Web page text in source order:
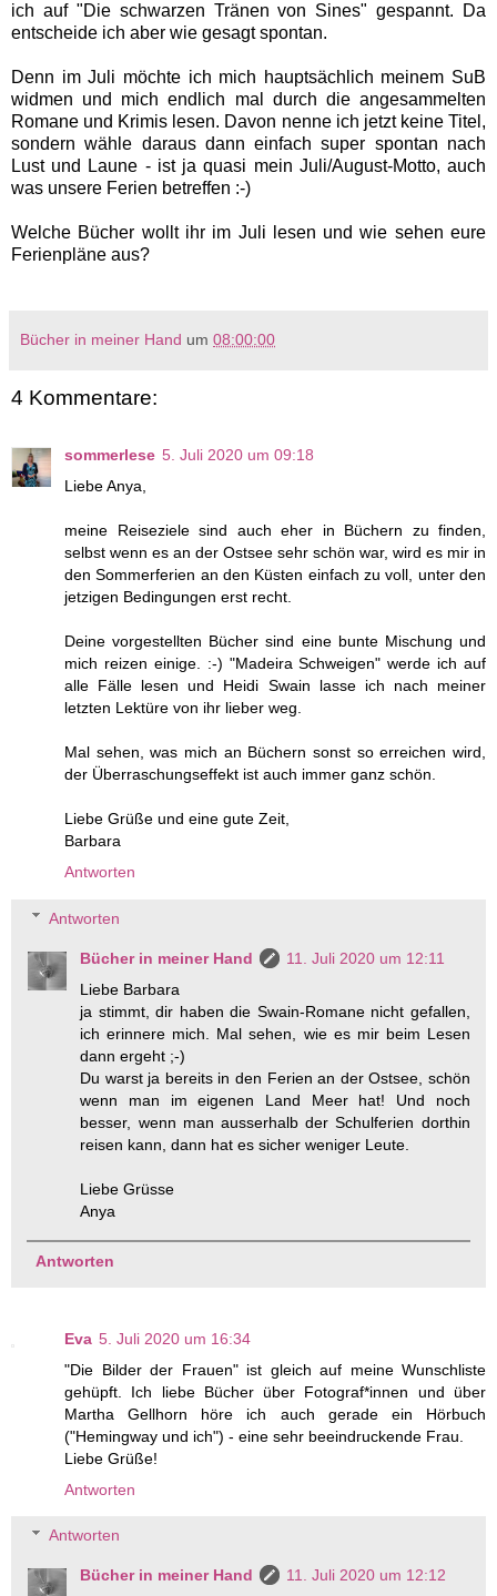
ich auf "Die schwarzen Tränen von Sines" gespannt. Da
entscheide ich aber wie gesagt spontan.
Denn im Juli möchte ich mich hauptsächlich meinem SuB
widmen und mich endlich mal durch die angesammelten
Romane und Krimis lesen. Davon nenne ich jetzt keine Titel,
sondern wähle daraus dann einfach super spontan nach
Lust und Laune - ist ja quasi mein Juli/August-Motto, auch
was unsere Ferien betreffen :-)
Welche Bücher wollt ihr im Juli lesen und wie sehen eure
Ferienpläne aus?
Bücher in meiner Hand um 08:00:00
4 Kommentare:
sommerlese 5. Juli 2020 um 09:18
Liebe Anya,
meine Reiseziele sind auch eher in Büchern zu finden,
selbst wenn es an der Ostsee sehr schön war, wird es mir in
den Sommerferien an den Küsten einfach zu voll, unter den
jetzigen Bedingungen erst recht.
Deine vorgestellten Bücher sind eine bunte Mischung und
mich reizen einige. :-) "Madeira Schweigen" werde ich auf
alle Fälle lesen und Heidi Swain lasse ich nach meiner
letzten Lektüre von ihr lieber weg.
Mal sehen, was mich an Büchern sonst so erreichen wird,
der Überraschungseffekt ist auch immer ganz schön.
Liebe Grüße und eine gute Zeit,
Barbara
Antworten
Antworten
Bücher in meiner Hand
11. Juli 2020 um 12:11
Liebe Barbara
ja stimmt, dir haben die Swain-Romane nicht gefallen,
ich erinnere mich. Mal sehen, wie es mir beim Lesen
dann ergeht ;-)
Du warst ja bereits in den Ferien an der Ostsee, schön
wenn man im eigenen Land Meer hat! Und noch
besser, wenn man ausserhalb der Schulferien dorthin
reisen kann, dann hat es sicher weniger Leute.
Liebe Grüsse
Anya
Antworten
Eva 5. Juli 2020 um 16:34
"Die Bilder der Frauen" ist gleich auf meine Wunschliste
gehüpft. Ich liebe Bücher über Fotograf*innen und über
Martha Gellhorn höre ich auch gerade ein Hörbuch
("Hemingway und ich") - eine sehr beeindruckende Frau.
Liebe Grüße!
Antworten
Antworten
Bücher in meiner Hand
11. Juli 2020 um 12:12